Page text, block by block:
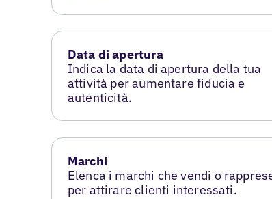
Data di apertura
Indica la data di apertura della tua
attività per aumentare fiducia e
autenticità.
Marchi
Elenca i marchi che vendi o
per attirare clienti interessati.